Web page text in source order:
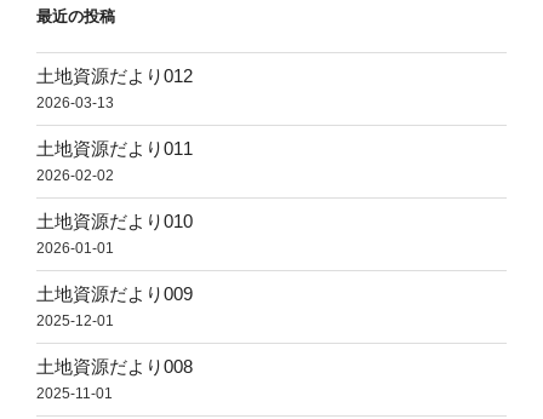
最近の投稿
土地資源だより012
2026-03-13
土地資源だより011
2026-02-02
土地資源だより010
2026-01-01
土地資源だより009
2025-12-01
土地資源だより008
2025-11-01